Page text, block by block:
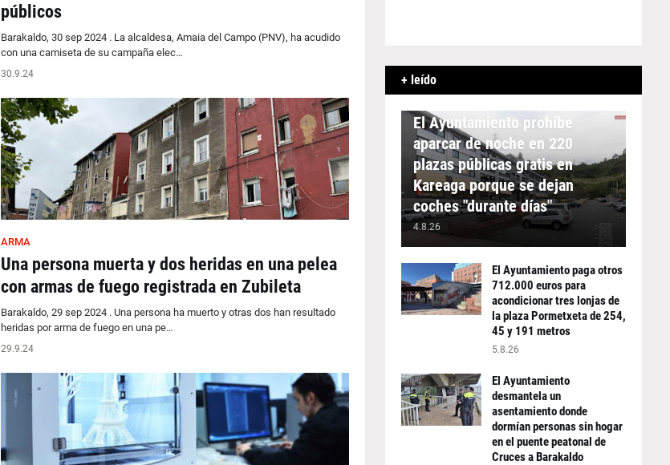
públicos
Barakaldo, 30 sep 2024 . La alcaldesa, Amaia del Campo (PNV), ha acudido
con una camiseta de su campaña elec…
30.9.24
ARMA
Una persona muerta y dos heridas en una pelea
con armas de fuego registrada en Zubileta
Barakaldo, 29 sep 2024 . Una persona ha muerto y otras dos han resultado
heridas por arma de fuego en una pe…
29.9.24
+ leído
APARCAMIENTO
El Ayuntamiento prohíbe
aparcar de noche en 220
plazas públicas gratis en
Kareaga porque se dejan
coches "durante días"
4.8.26
El Ayuntamiento paga otros
712.000 euros para
acondicionar tres lonjas de
la plaza Pormetxeta de 254,
45 y 191 metros
5.8.26
El Ayuntamiento
desmantela un
asentamiento donde
dormían personas sin hogar
en el puente peatonal de
Cruces a Barakaldo